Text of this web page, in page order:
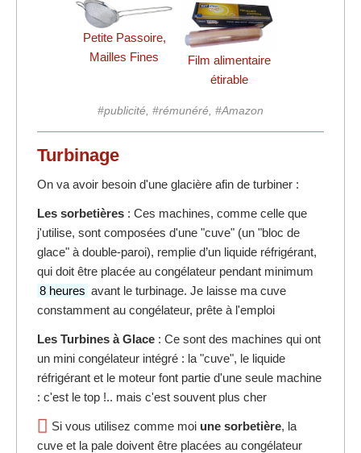
Petite Passoire,
Mailles Fines
Film alimentaire
étirable
#publicité, #rémunéré, #Amazon
Turbinage
On va avoir besoin d'une glacière afin de turbiner :
Les sorbetières : Ces machines, comme celle que
j'utilise, sont composées d'une "cuve" (un "bloc de
glace" à double-paroi), remplie d’un liquide réfrigérant,
qui doit être placée au congélateur pendant minimum
8 heures avant le turbinage. Je laisse ma cuve
constamment au congélateur, prête à l'emploi
Les Turbines à Glace : Ce sont des machines qui ont
un mini congélateur intégré : la "cuve", le liquide
réfrigérant et le moteur font partie d'une seule machine
: c'est le top !.. mais c'est souvent plus cher
Si vous utilisez comme moi une sorbetière, la
cuve et la pale doivent être placées au congélateur